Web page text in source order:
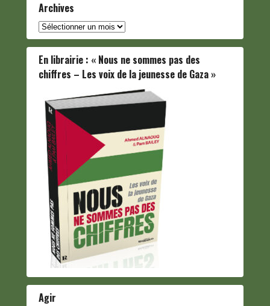
Archives
Archives
En librairie : « Nous ne sommes pas des
chiffres – Les voix de la jeunesse de Gaza »
Agir